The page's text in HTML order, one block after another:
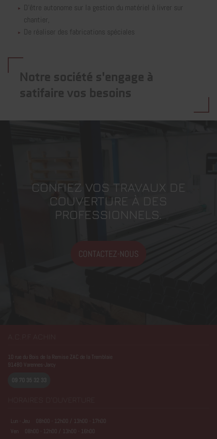
D'être autonome sur la gestion du matériel à livrer sur
chantier,
De réaliser des fabrications spéciales
Notre société s'engage à
satifaire vos besoins
CONFIEZ VOS TRAVAUX DE
COUVERTURE À DES
PROFESSIONNELS.
CONTACTEZ-NOUS
10 rue du Bois de la Remise ZAC de la Tremblaie
91480 Varennes-Jarcy
09 70 35 32 33
Lun - Jeu
08h00 - 12h00 / 13h00 - 17h00
Ven
08h00 - 12h00 / 13h00 - 16h00